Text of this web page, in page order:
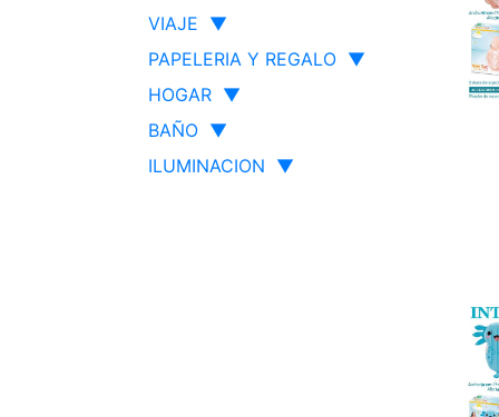
VIAJE ▼
PAPELERIA Y REGALO ▼
HOGAR ▼
BAÑO ▼
ILUMINACION ▼